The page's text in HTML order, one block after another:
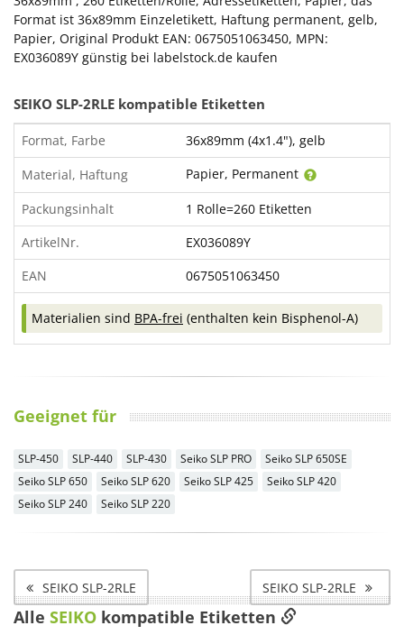
Format ist 36x89mm Einzeletikett, Haftung permanent, gelb,
Papier, Original Produkt EAN: 0675051063450, MPN:
EX036089Y günstig bei labelstock.de kaufen
SEIKO SLP-2RLE kompatible Etiketten
Format, Farbe
36x89mm (4x1.4"), gelb
Material, Haftung
Papier, Permanent
Packungsinhalt
1 Rolle=260 Etiketten
ArtikelNr.
EX036089Y
EAN
0675051063450
Materialien sind BPA-frei (enthalten kein Bisphenol-A)
Geeignet für
SLP-450 SLP-440 SLP-430 Seiko SLP PRO
Seiko SLP 650SE
Seiko SLP 650
Seiko SLP 620 Seiko SLP 425
Seiko SLP 420
Seiko SLP 240
Seiko SLP 220
SEIKO SLP-2RLE SEIKO SLP-2RLE
Alle SEIKO kompatible Etiketten